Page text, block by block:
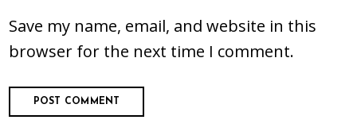
Save my name, email, and website in this
browser for the next time I comment.